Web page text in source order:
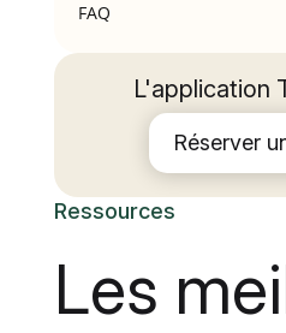
FAQ
L'application
Réserver
Ressources
Les